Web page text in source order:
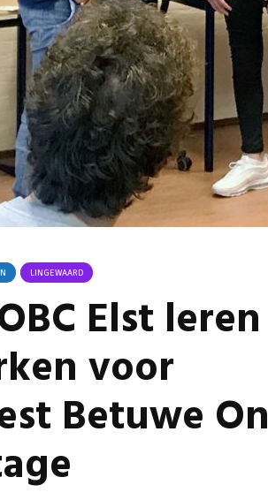
LINGEWAARD
Elst leren
voor
Betuwe On
29 juli 2026
Stormbaan zorgt
voor zomerse pret.
28 juli 2026